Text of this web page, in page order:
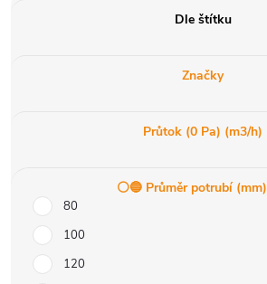
Dle štítku
Značky
Průtok (0 Pa) (m3/h)
⚪️🔵 Průměr potrubí (mm)
80
100
120